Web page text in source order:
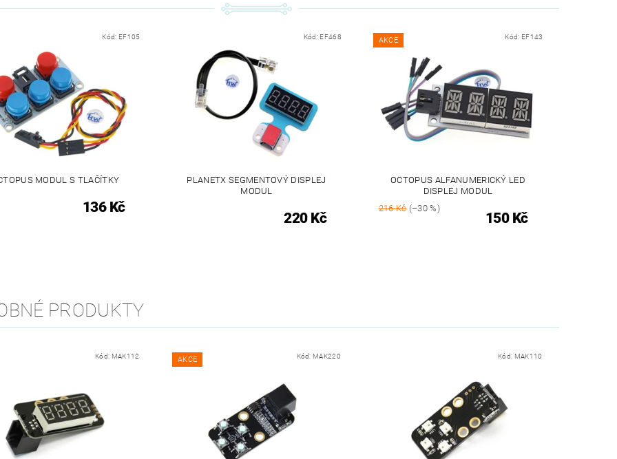
Kód: EF105
MODUL S TLAČÍTKY
136 Kč
Kód: EF468
PLANETX SEGMENTOVÝ DISPLEJ
MODUL
220 Kč
AKCE Kód: EF143
OCTOPUS ALFANUMERICKÝ LED
DISPLEJ MODUL
216 Kč(–30 %)
150 Kč
PRODUKTY
Kód: MAK112 AKCE Kód: MAK220 Kód: MAK110